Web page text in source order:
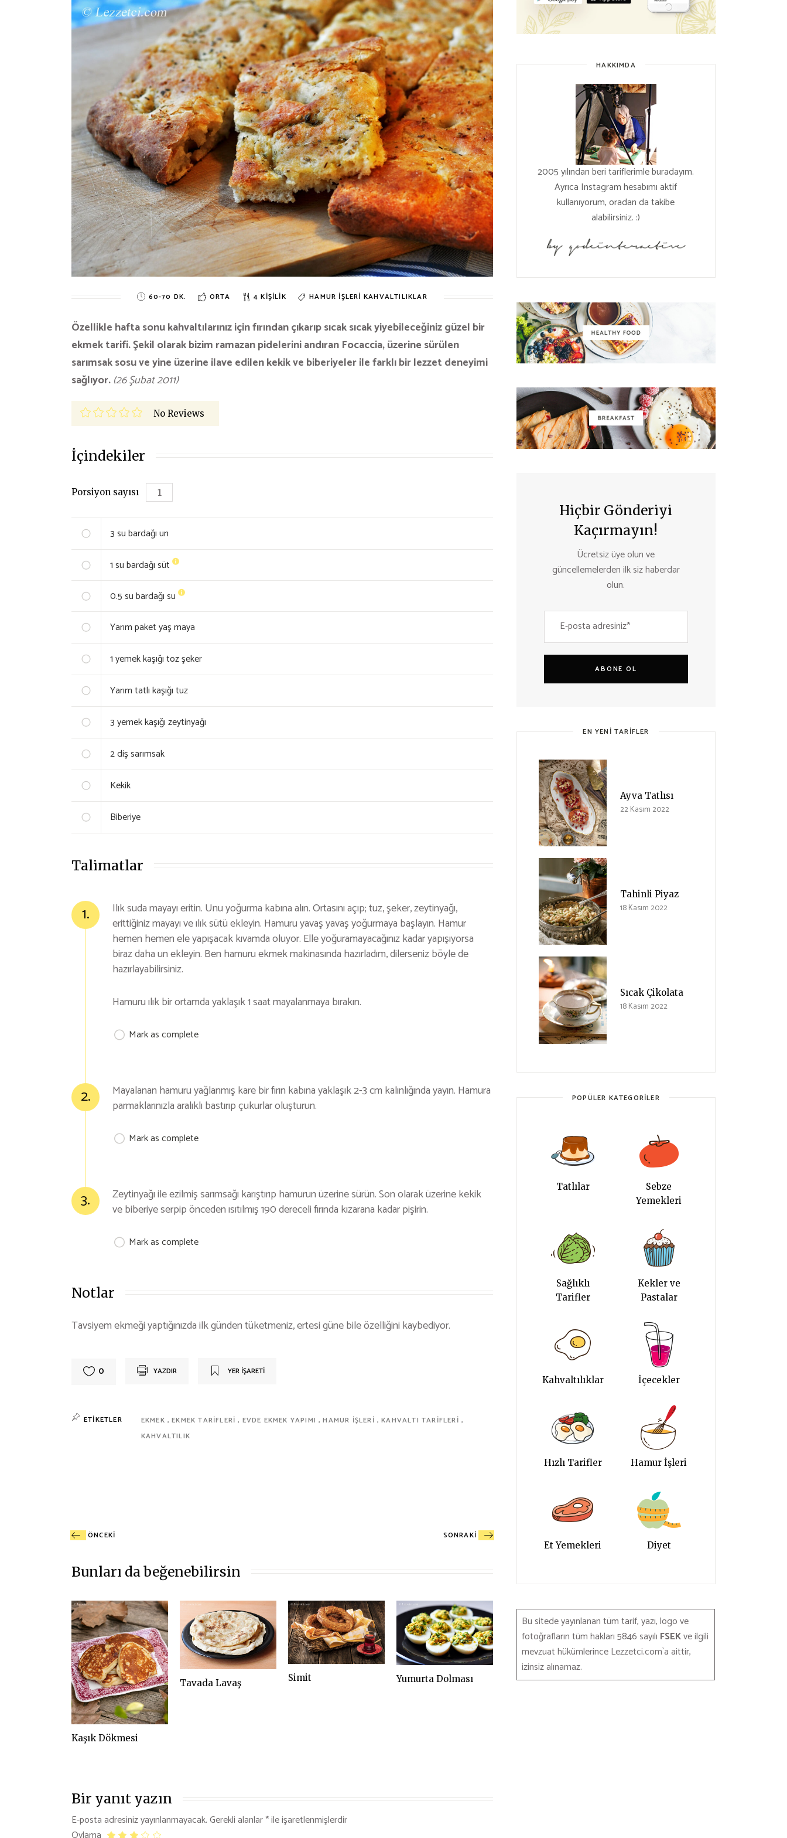
60-70 DK. ORTA 4 KIŞILIK HAMUR İŞLERI KAHVALTILIKLAR
Özellikle hafta sonu kahvaltılarınız için fırından çıkarıp sıcak sıcak yiyebileceğiniz güzel bir
ekmek tarifi. Şekil olarak bizim ramazan pidelerini andıran Focaccia, üzerine sürülen
sarımsak sosu ve yine üzerine ilave edilen kekik ve biberiyeler ile farklı bir lezzet deneyimi
sağlıyor. (26 Şubat 2011)
No Reviews
İçindekiler
Porsiyon sayısı
3su bardağı un
1su bardağı süt
0.5su bardağı su
Yarım paket yaş maya
1yemek kaşığı toz şeker
Yarım tatlı kaşığı tuz
3yemek kaşığı zeytinyağı
2diş sarımsak
Kekik
Biberiye
Talimatlar
1.
Ilık suda mayayı eritin. Unu yoğurma kabına alın. Ortasını açıp; tuz, şeker, zeytinyağı,
erittiğiniz mayayı ve ılık sütü ekleyin. Hamuru yavaş yavaş yoğurmaya başlayın. Hamur
hemen hemen ele yapışacak kıvamda oluyor. Elle yoğuramayacağınız kadar yapışıyorsa
biraz daha un ekleyin. Ben hamuru ekmek makinasında hazırladım, dilerseniz böyle de
hazırlayabilirsiniz.
Hamuru ılık bir ortamda yaklaşık 1 saat mayalanmaya bırakın.
Mark as complete
2.
Mayalanan hamuru yağlanmış kare bir fırın kabına yaklaşık 2-3 cm kalınlığında yayın. Hamura
parmaklarınızla aralıklı bastırıp çukurlar oluşturun.
Mark as complete
3.
Zeytinyağı ile ezilmiş sarımsağı karıştırıp hamurun üzerine sürün. Son olarak üzerine kekik
ve biberiye serpip önceden ısıtılmış 190 dereceli fırında kızarana kadar pişirin.
Mark as complete
Notlar
Tavsiyem ekmeği yaptığınızda ilk günden tüketmeniz, ertesi güne bile özelliğini kaybediyor.
0 YAZDIR YER IŞARETI
ETIKETLER EKMEK EKMEK TARIFLERI EVDE EKMEK YAPIMI HAMUR IŞLERI KAHVALTI TARIFLERI
KAHVALTILIK
ÖNCEKI SONRAKI
Bunları da beğenebilirsin
Kaşık Dökmesi
Tavada Lavaş Simit Yumurta Dolması
Bir yanıt yazın
E-posta adresiniz yayınlanmayacak.Gerekli alanlar*ile işaretlenmişlerdir
HAKKIMDA
2005 yılından beri tariflerimle buradayım.
Ayrıca Instagram hesabımı aktif
kullanıyorum, oradan da takibe
alabilirsiniz. :)
Hiçbir Gönderiyi
Kaçırmayın!
Ücretsiz üye olun ve
güncellemelerden ilk siz haberdar
olun.
ABONE OL
EN YENI TARIFLER
Ayva Tatlısı
22 Kasım 2022
Tahinli Piyaz
18 Kasım 2022
Sıcak Çikolata
18 Kasım 2022
POPÜLER KATEGORILER
Tatlılar
Sebze
Yemekleri
Sağlıklı
Tarifler
Kekler ve
Pastalar
Kahvaltılıklar İçecekler
Hızlı Tarifler Hamur İşleri
Et Yemekleri Diyet
Bu sitede yayınlanan tüm tarif, yazı, logo ve
fotoğrafların tüm hakları 5846 sayılı FSEKve ilgili
mevzuat hükümlerince Lezzetci.com`a aittir,
izinsiz alınamaz.